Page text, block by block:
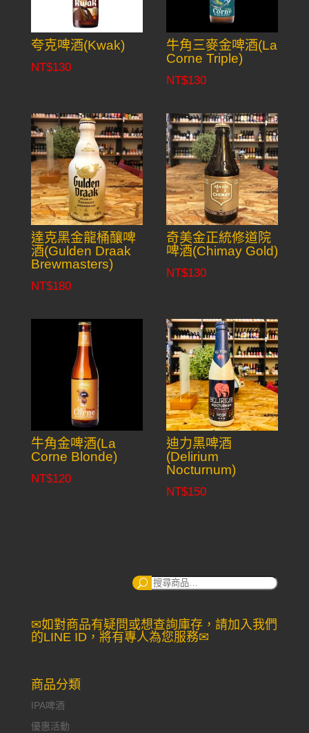
夸克啤酒(Kwak)
NT$130
牛角三麥金啤酒(La
Corne Triple)
NT$130
達克黑金龍桶釀啤
酒(Gulden Draak
Brewmasters)
NT$180
奇美金正統修道院
啤酒(Chimay Gold)
NT$130
牛角金啤酒(La
Corne Blonde)
NT$120
迪力黑啤酒
(Delirium
Nocturnum)
NT$150
搜
✉如對商品有疑問或想查詢庫存，請加入我們
的LINE ID，將有專人為您服務✉
商品分類
IPA啤酒
優惠活動